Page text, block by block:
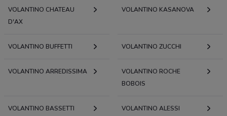
VOLANTINO CHATEAU
D'AX
VOLANTINO KASANOVA
VOLANTINO BUFFETTI VOLANTINO ZUCCHI
VOLANTINO ARREDISSIMA
VOLANTINO ROCHE
BOBOIS
VOLANTINO BASSETTI VOLANTINO ALESSI